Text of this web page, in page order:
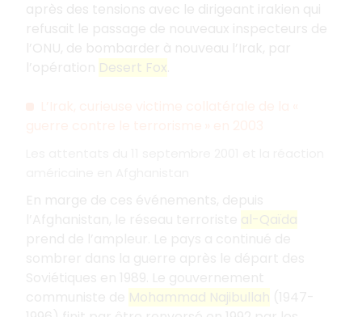
Desert Fox
al-Qaïda
Mohammad Najibullah